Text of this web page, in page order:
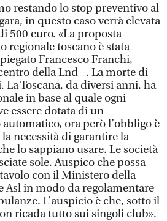
restando lo stop preventivo al
in questo caso verrà elevata
500 euro. «La proposta
regionale toscano è stata
Francesco Franchi,
della Lnd –. La morte di
La Toscana, da diversi anni, ha
in base al quale ogni
essere dotata di un
ora però l’obbligo è
necessità di garantire la
lo sappiano usare. Le società
sole. Auspico che possa
con il Ministero della
Asl in modo da regolamentare
L’auspicio è che, sotto il
ricada tutto sui singoli club».